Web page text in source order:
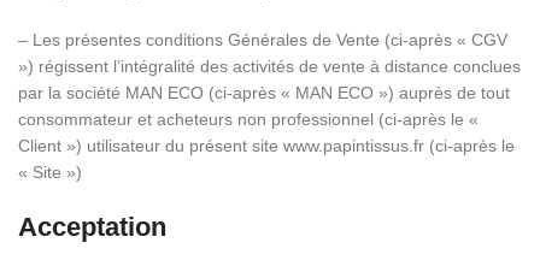
– Les présentes conditions Générales de Vente (ci-après « CGV
») régissent l’intégralité des activités de vente à distance conclues
par la société MAN ECO (ci-après « MAN ECO ») auprès de tout
consommateur et acheteurs non professionnel (ci-après le «
Client ») utilisateur du présent site www.papintissus.fr (ci-après le
« Site »)
Acceptation